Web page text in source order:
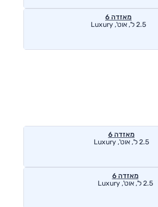
מאזדה 6
2.5 ל', אוט', Luxury
מאזדה 6
2.5 ל', אוט', Luxury
מאזדה 6
2.5 ל', אוט', Luxury